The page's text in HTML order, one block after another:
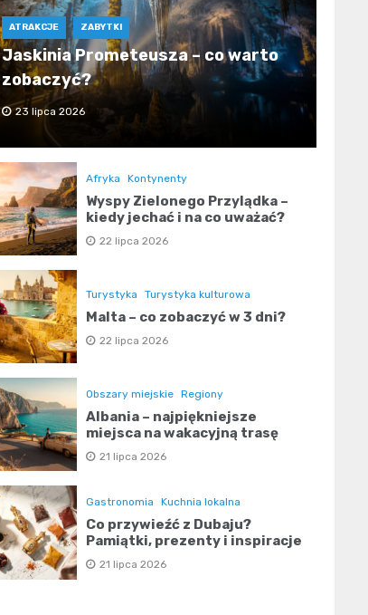
ATRAKCJE ZABYTKI
Jaskinia Prometeusza – co warto
zobaczyć?
23 lipca 2026
Afryka Kontynenty
Wyspy Zielonego Przylądka –
kiedy jechać i na co uważać?
22 lipca 2026
Turystyka Turystyka kulturowa
Malta – co zobaczyć w 3 dni?
22 lipca 2026
Obszary miejskie Regiony
Albania – najpiękniejsze
miejsca na wakacyjną trasę
21 lipca 2026
Gastronomia Kuchnia lokalna
Co przywieźć z Dubaju?
Pamiątki, prezenty i inspiracje
21 lipca 2026